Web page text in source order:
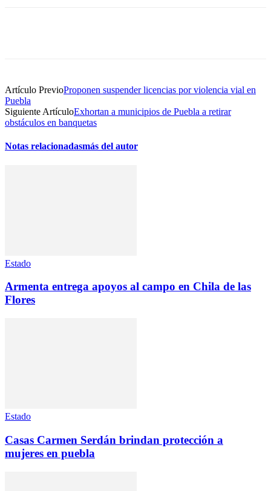
Artículo PrevioProponen suspender licencias por violencia vial en
Puebla
Siguiente ArtículoExhortan a municipios de Puebla a retirar
obstáculos en banquetas
Notas relacionadasmás del autor
Estado
Armenta entrega apoyos al campo en Chila de las
Flores
Estado
Casas Carmen Serdán brindan protección a
mujeres en puebla